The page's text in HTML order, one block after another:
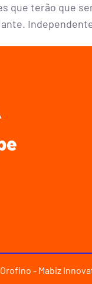
que terão que
- Mabiz